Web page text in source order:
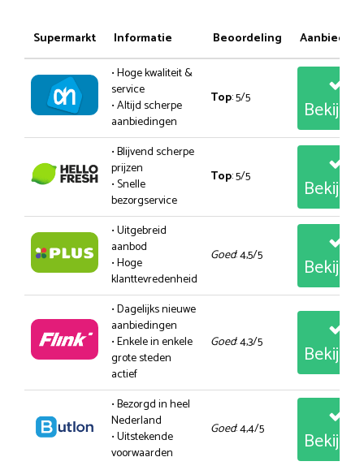
Supermarkt Informatie Beoordeling
• Hoge kwaliteit &
service
• Altijd scherpe
aanbiedingen
Top: 5/5
• Blijvend scherpe
prijzen
• Snelle
bezorgservice
Top: 5/5
• Uitgebreid
aanbod
• Hoge
klanttevredenheid
Goed: 4,5/5
• Dagelijks nieuwe
aanbiedingen
• Enkele in enkele
grote steden
actief
Goed: 4,3/5
• Bezorgd in heel
Nederland
• Uitstekende
voorwaarden
Goed: 4,4/5